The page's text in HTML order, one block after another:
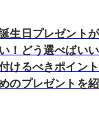
生日プレゼントが
！どう選べばいい
けるべきポイント
のプレゼントを紹